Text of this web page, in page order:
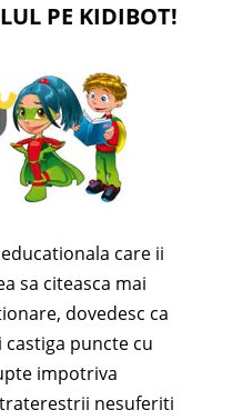
PE KIDIBOT!
care ii
sa citeasca mai
dovedesc ca
puncte cu
impotriva
nesuferiti